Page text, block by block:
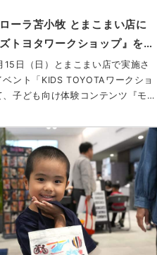
ーラ苫小牧 とまこまい店に
トヨタワークショップ』を実
日（日）とまこまい店で実施さ
ント「KIDS TOYOTAワークショ
、子ども向け体験コンテンツ『モ
エアバッグワークショップ』を実
。